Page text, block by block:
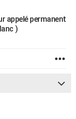
appelé permanent
)